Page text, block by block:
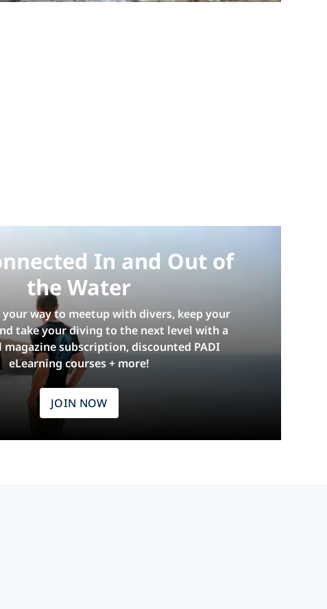
In and Out of
the Water
your way to meetup with divers, keep your
take your diving to the next level with a
magazine subscription, discounted PADI
eLearning courses + more!
JOIN NOW